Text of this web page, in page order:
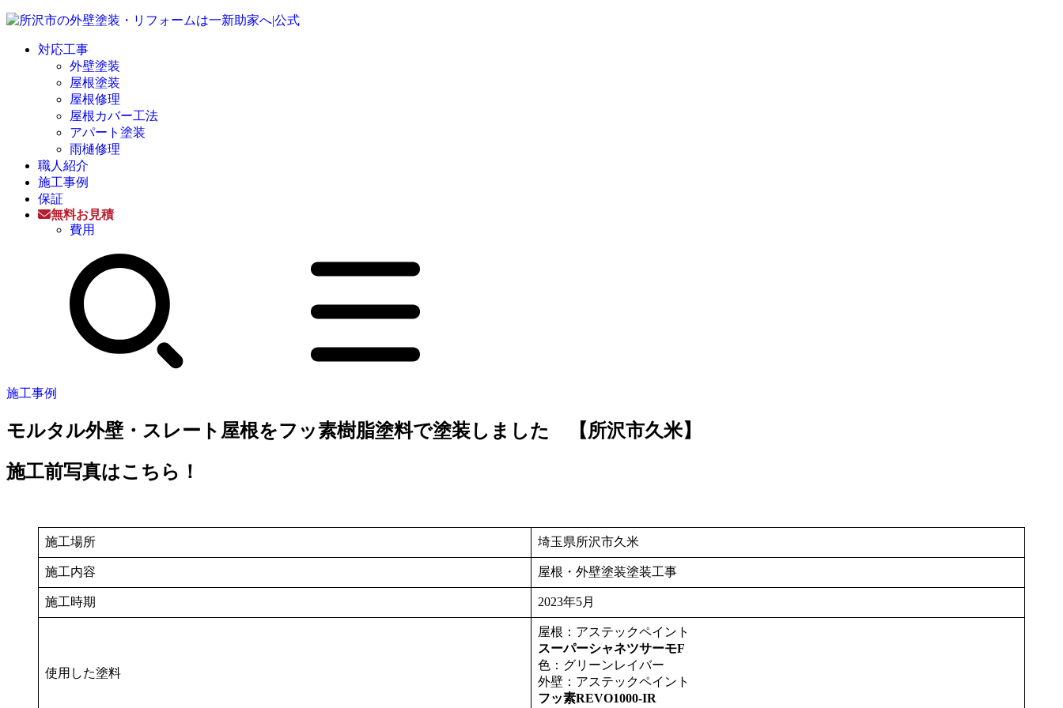
対応工事
外壁塗装
屋根塗装
屋根修理
屋根カバー工法
アパート塗装
雨樋修理
職人紹介
施工事例
保証
無料お見積
費用
施工事例
モルタル外壁・スレート屋根をフッ素樹脂塗料で塗装しました 【所沢市久米】
施工前写真はこちら！
施工場所 埼玉県所沢市久米
施工内容 屋根・外壁塗装塗装工事
施工時期 2023年5月
使用した塗料
屋根：アステックペイント
スーパーシャネツサーモF
色：グリーンレイバー
外壁：アステックペイント
フッ素REVO1000-IR